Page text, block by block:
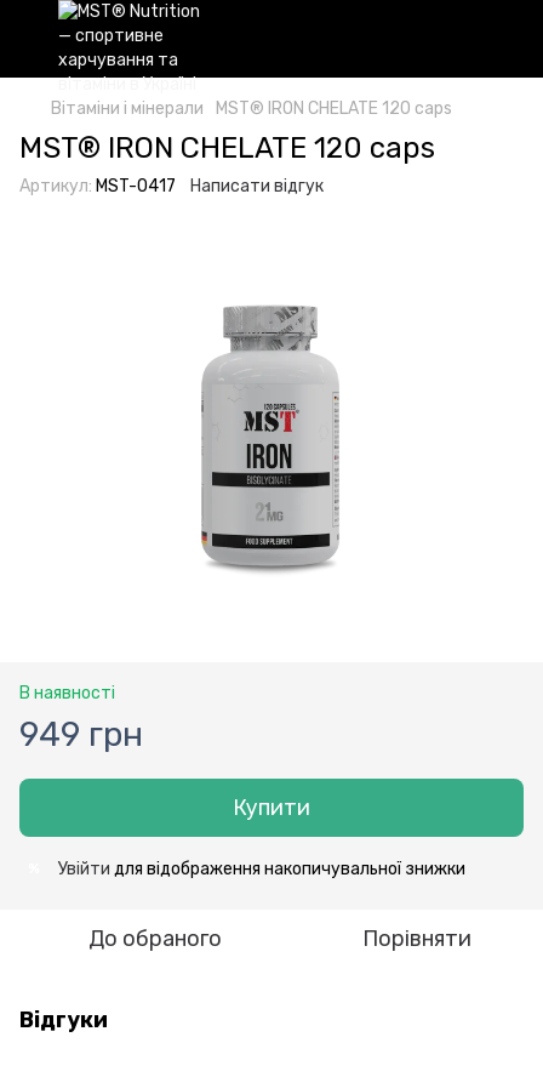
Вітаміни і мінерали MST® IRON CHELATE 120 caps
MST® IRON CHELATE 120 caps
Артикул: MST-0417 Написати відгук
В наявності
949 грн
Купити
Увійти для відображення накопичувальної знижки
До обраного Порівняти
Відгуки